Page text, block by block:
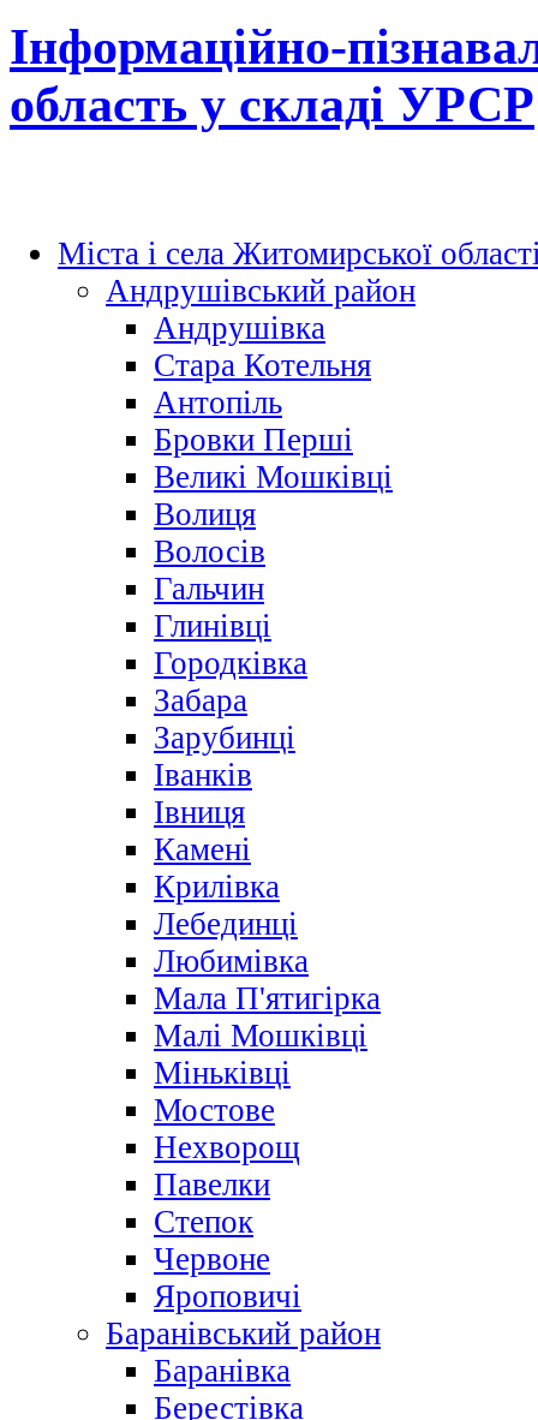
Інформаційно-
область у складі УРСР
Міста і села Житомирської
Андрушівський район
Андрушівка
Стара Котельня
Антопіль
Бровки Перші
Великі Мошківці
Волиця
Волосів
Гальчин
Глинівці
Городківка
Забара
Зарубинці
Іванків
Івниця
Камені
Крилівка
Лебединці
Любимівка
Мала П'ятигірка
Малі Мошківці
Міньківці
Мостове
Нехворощ
Павелки
Степок
Червоне
Яроповичі
Баранівський район
Баранівка
Берестівка